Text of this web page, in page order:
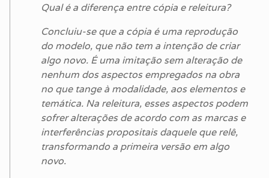
Qual é a diferença entre cópia e releitura?
Concluiu-se que a cópia é uma reprodução
do modelo, que não tem a intenção de criar
algo novo. É uma imitação sem alteração de
nenhum dos aspectos empregados na obra
no que tange à modalidade, aos elementos e
temática. Na releitura, esses aspectos podem
sofrer alterações de acordo com as marcas e
interferências propositais daquele que relê,
transformando a primeira versão em algo
novo.